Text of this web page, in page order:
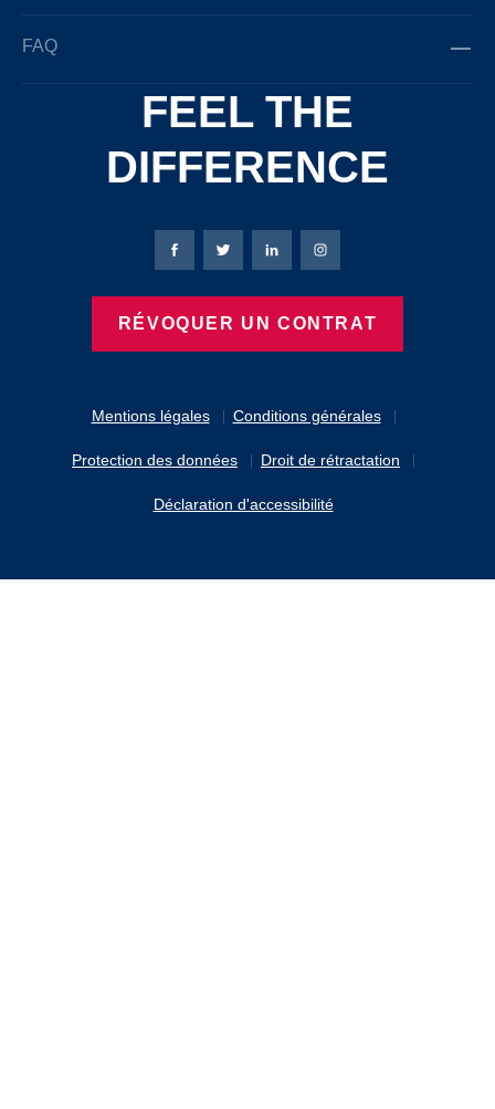
FAQ
FEEL THE
DIFFERENCE
Mentions légales Conditions générales
Protection des données Droit de rétractation
Déclaration d'accessibilité
Page Facebook de Bierbaum-Proenen
Page X de Bierbaum-Proenen
Page LinkedIn de
Page Instagram de
RÉVOQUER UN CONTRAT